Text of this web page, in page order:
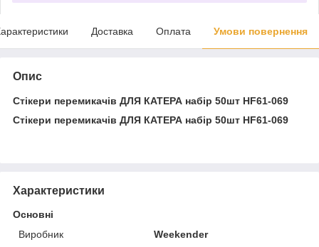
Доставка Оплата Умови повернення
Опис
Стікери перемикачів ДЛЯ КАТЕРА набір 50шт HF61-069
Стікери перемикачів ДЛЯ КАТЕРА набір 50шт HF61-069
Характеристики
Основні
Виробник
Weekender